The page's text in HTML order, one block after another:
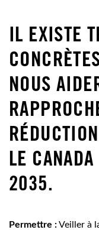
IL EXISTE
NOUS
LE
2035.
Permettre :Veiller à